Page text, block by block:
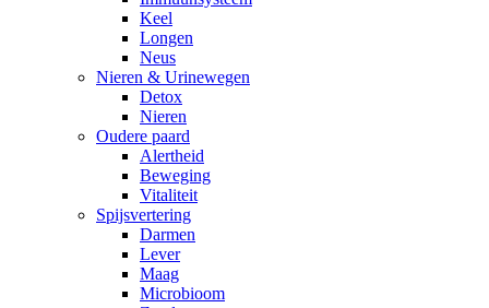
Keel
Longen
Neus
Nieren & Urinewegen
Detox
Nieren
Oudere paard
Alertheid
Beweging
Vitaliteit
Spijsvertering
Darmen
Lever
Maag
Microbioom